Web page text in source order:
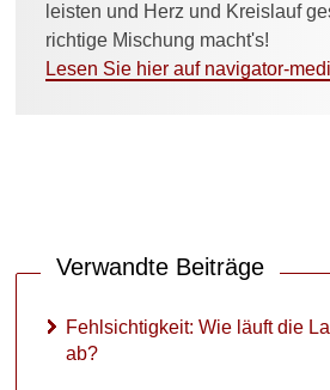
leisten und Herz und Kreislauf
richtige Mischung macht's!
Lesen Sie hier auf navigator-
Verwandte Beiträge
Fehlsichtigkeit: Wie läuft die
ab?
a
s
i
s
h
t